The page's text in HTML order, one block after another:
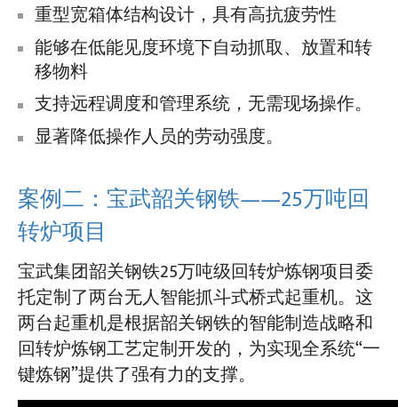
重型宽箱体结构设计，具有高抗疲劳性
能够在低能见度环境下自动抓取、放置和转
移物料
支持远程调度和管理系统，无需现场操作。
显著降低操作人员的劳动强度。
案例二：宝武韶关钢铁——25万吨回
转炉项目
宝武集团韶关钢铁25万吨级回转炉炼钢项目委
托定制了两台无人智能抓斗式桥式起重机。这
两台起重机是根据韶关钢铁的智能制造战略和
回转炉炼钢工艺定制开发的，为实现全系统“一
键炼钢”提供了强有力的支撑。